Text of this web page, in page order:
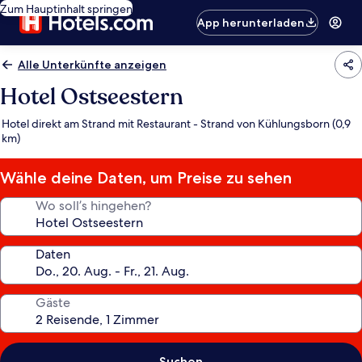
Zum Hauptinhalt springen
App herunterladen
Alle Unterkünfte anzeigen
Hotel Ostseestern
Hotel direkt am Strand mit Restaurant - Strand von Kühlungsborn (0,9
km)
Wähle deine Daten, um Preise zu sehen
Wo soll’s hingehen?
Daten
Gäste